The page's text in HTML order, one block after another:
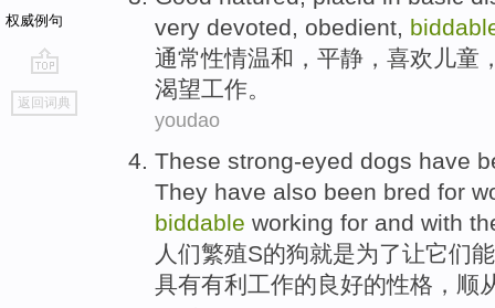
权威例句
go
top
返回词典
very devoted obedient
通常性情温和 ， 平静 ， 喜欢 儿童
渴望工作。
youdao
These strong-eyed dogs have
They have also been bred for
biddable working for and with
人们繁殖S的狗就是为了让它们能
具有有利工作的良好的性格 ， 顺